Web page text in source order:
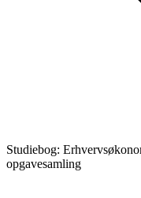
Studiebog:
opgavesamling